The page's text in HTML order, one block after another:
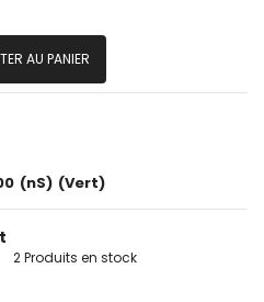
AU PANIER
(nS) (Vert)
2 Produits en stock